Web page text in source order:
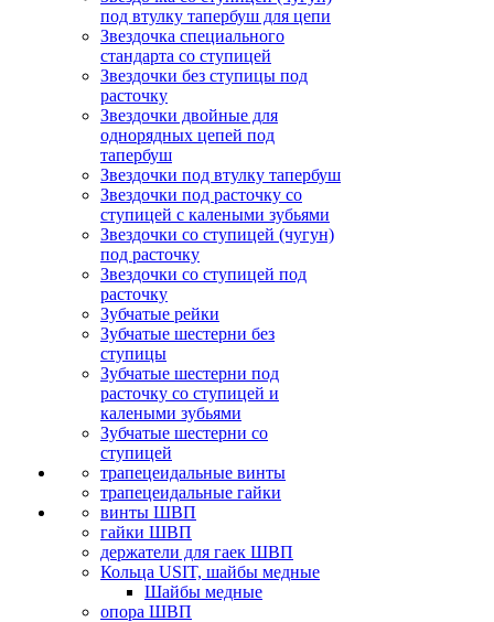
под втулку тапербуш для цепи
Звездочка специального
стандарта со ступицей
Звездочки без ступицы под
расточку
Звездочки двойные для
однорядных цепей под
тапербуш
Звездочки под втулку тапербуш
Звездочки под расточку со
ступицей с калеными зубьями
Звездочки со ступицей (чугун)
под расточку
Звездочки со ступицей под
расточку
Зубчатые рейки
Зубчатые шестерни без
ступицы
Зубчатые шестерни под
расточку со ступицей и
калеными зубьями
Зубчатые шестерни со
ступицей
трапецеидальные винты
трапецеидальные гайки
винты ШВП
гайки ШВП
держатели для гаек ШВП
Кольца USIT, шайбы медные
Шайбы медные
опора ШВП